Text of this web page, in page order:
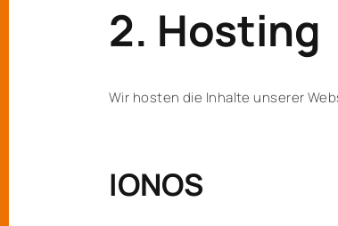
2. Hosting
Wir hosten die Inhalte unserer
IONOS